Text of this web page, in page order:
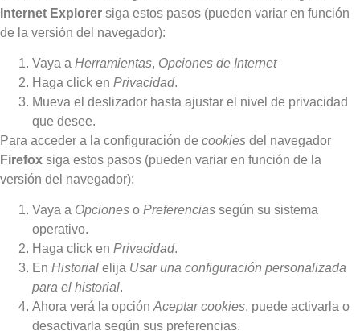
Internet Explorer siga estos pasos (pueden variar en función
de la versión del navegador):
Vaya a Herramientas, Opciones de Internet
Haga click en Privacidad.
Mueva el deslizador hasta ajustar el nivel de privacidad
que desee.
Para acceder a la configuración de cookies del navegador
Firefox siga estos pasos (pueden variar en función de la
versión del navegador):
Vaya a Opciones o Preferencias según su sistema
operativo.
Haga click en Privacidad.
En Historial elija Usar una configuración personalizada
para el historial.
Ahora verá la opción Aceptar cookies, puede activarla o
desactivarla según sus preferencias.